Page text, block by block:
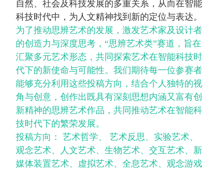
自然、社会及科技发展的多重关系，从而在智能
科技时代中，为人文精神找到新的定位与表达。
为了推动思辨艺术的发展，激发艺术家及设计者
的创造力与深度思考，“思辨艺术类”赛道，旨在
汇聚多元艺术形态，共同探索艺术在智能科技时
代下的新使命与可能性。我们期待每一位参赛者
能够充分利用这些投稿方向，结合个人独特的视
角与创意，创作出既具有深刻思想内涵又富有创
新精神的思辨艺术作品，共同推动艺术在智能科
技时代下的繁荣发展。
投稿方向： 艺术哲学、 艺术反思、实验艺术、
观念艺术、人文艺术、生物艺术、交互艺术、新
媒体装置艺术、虚拟艺术、全息艺术、观念游戏